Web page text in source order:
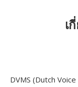
เ
DVMS (Dutch